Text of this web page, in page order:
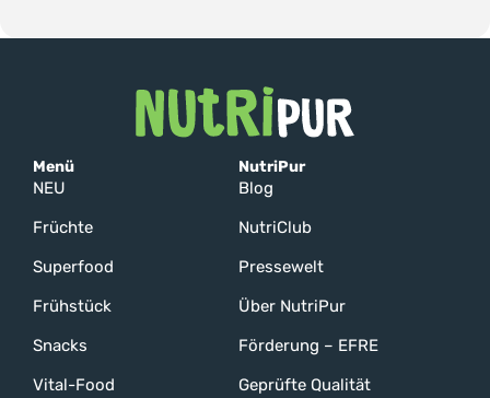
Menü
NEU
Früchte
Superfood
Frühstück
Snacks
Vital-Food
NutriPur
Blog
NutriClub
Pressewelt
Über NutriPur
Förderung – EFRE
Geprüfte Qualität